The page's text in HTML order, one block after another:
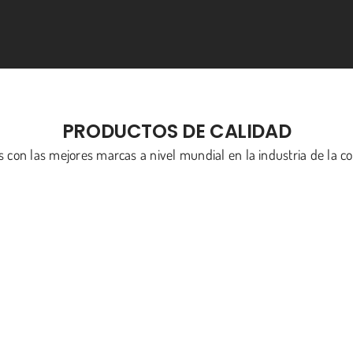
PRODUCTOS DE CALIDAD
con las mejores marcas a nivel mundial en la industria de la